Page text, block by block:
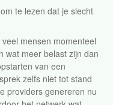
te lezen dat je slecht
mensen momenteel
wat meer belast zijn dan
van een
zelfs niet tot stand
providers genereren nu